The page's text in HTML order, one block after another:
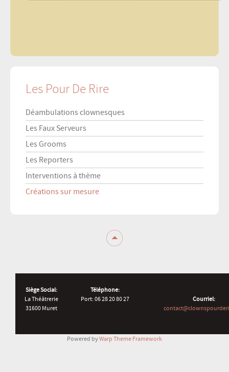
Les Pour De Rire
Déambulations clownesques
Les Faux Serveurs
Les Grooms
Les Reporters
Interventions à thème
Créations sur mesure
Siège Social:
La Théâtrerie
31600 Muret
Téléphone:
Port: 06 28 20 80 27
Courriel:
Powered byWarp Theme Framework